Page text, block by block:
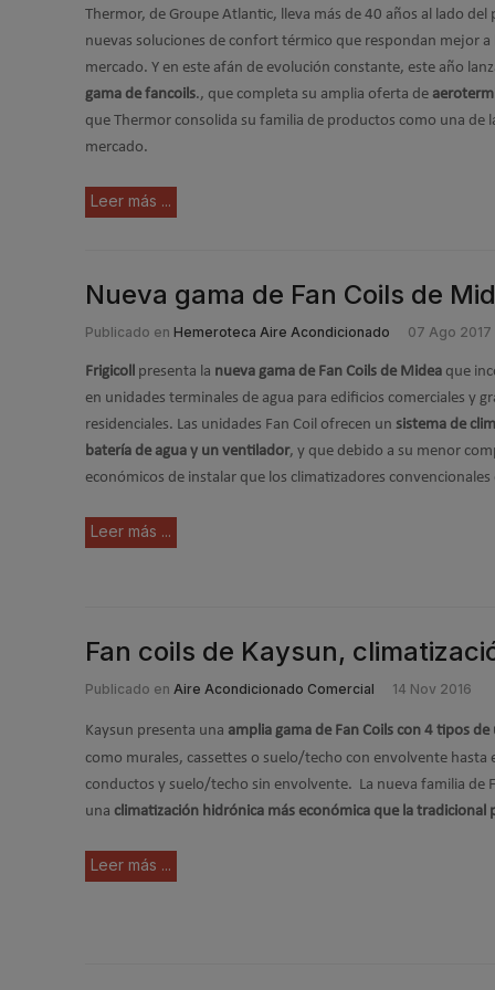
Thermor, de Groupe Atlantic, lleva más de 40 años al lado
nuevas soluciones de confort térmico que respondan mejor a
mercado. Y en este afán de evolución constante, este año
gama de fancoils., que completa su amplia oferta de
que Thermor consolida su familia de productos como una de
mercado.
Leer más ...
Nueva gama de Fan Coils de
Publicado en Hemeroteca Aire Acondicionado 07 Ago 2017
Frigicoll presenta la nueva gama de Fan Coils de Midea que
en unidades terminales de agua para edificios comerciales y
residenciales. Las unidades Fan Coil ofrecen un sistema de
batería de agua y un ventilador, y que debido a su menor
económicos de instalar que los climatizadores
Leer más ...
Fan coils de Kaysun,
Publicado en Aire Acondicionado Comercial 14 Nov 2016
Kaysun presenta una amplia gama de Fan Coils con 4 tipos
como murales, cassettes o suelo/techo con envolvente hasta
conductos y suelo/techo sin envolvente. La nueva familia de
una climatización hidrónica más económica que la tradicional
Leer más ...